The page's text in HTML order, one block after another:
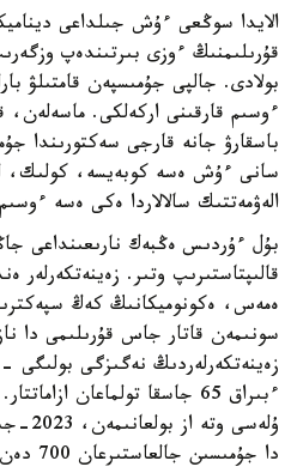
الايدا سوڭعى ءۇش جىلداعى
قۇرىلىمنىڭ ءوزى بىرتىندەپ
بولادى. جالپى جۇمىسپەن قامتىلۋ
ءوسىم قارقىنى اركەلكى. ماسەلەن،
باسقارۋ جانە قارجى سەكتورىندا
سانى ءۇش ەسە كوبەيسە، كولىك،
الەۋمەتتىك سالالاردا ەكى ەسە
بۇل ءۇردىس ەڭبەك نارىعىنداعى
قالىپتاستىرىپ وتىر.
ەمەس، ەكونوميكانىڭ كەڭ
سونىمەن قاتار جاس قۇرىلىمى دا
زەينەتكەرلەردىڭ نەگىزگى بولىگى
ۇلەسى
دا جۇمىسىن جالعاستىرعان 700 دەن استام ادام تىركەلگەن.